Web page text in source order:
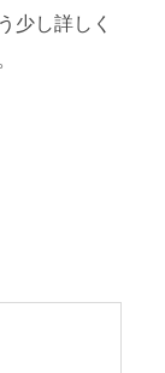
少し詳しく